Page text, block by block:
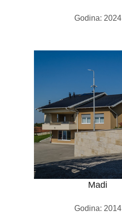
Godina: 2024
Madi
Godina: 2014